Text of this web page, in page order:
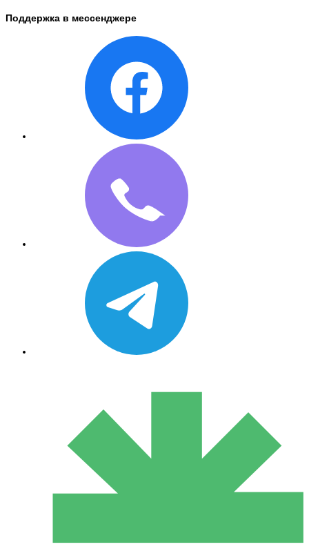
Поддержка в мессенджере